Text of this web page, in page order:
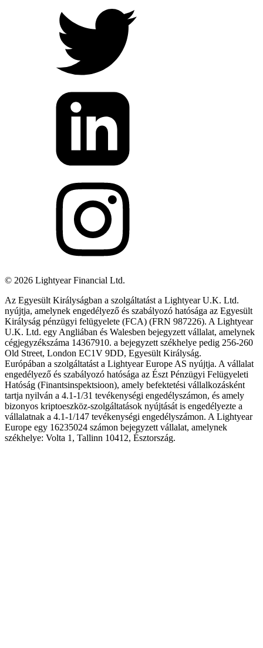
© 2026 Lightyear Financial Ltd.
Az Egyesült Királyságban a szolgáltatást a Lightyear U.K. Ltd.
nyújtja, amelynek engedélyező és szabályozó hatósága az Egyesült
Királyság pénzügyi felügyelete (FCA) (FRN 987226). A Lightyear
U.K. Ltd. egy Angliában és Walesben bejegyzett vállalat, amelynek
cégjegyzékszáma 14367910. a bejegyzett székhelye pedig 256-260
Old Street, London EC1V 9DD, Egyesült Királyság.
Európában a szolgáltatást a Lightyear Europe AS nyújtja. A vállalat
engedélyező és szabályozó hatósága az Észt Pénzügyi Felügyeleti
Hatóság (Finantsinspektsioon), amely befektetési vállalkozásként
tartja nyilván a 4.1-1/31 tevékenységi engedélyszámon, és amely
bizonyos kriptoeszköz-szolgáltatások nyújtását is engedélyezte a
vállalatnak a 4.1-1/147 tevékenységi engedélyszámon. A Lightyear
Europe egy 16235024 számon bejegyzett vállalat, amelynek
székhelye: Volta 1, Tallinn 10412, Észtország.